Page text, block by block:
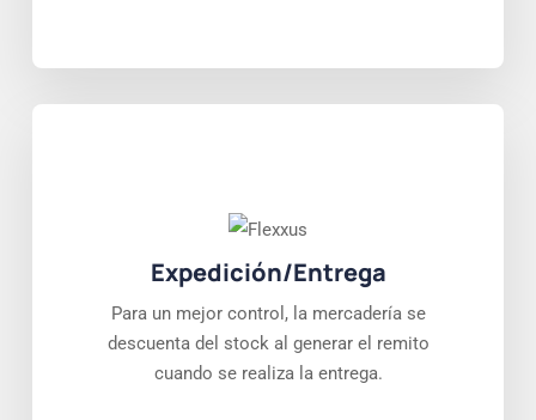
Expedición/Entrega
Para un mejor control, la mercadería se
descuenta del stock al generar el remito
cuando se realiza la entrega.